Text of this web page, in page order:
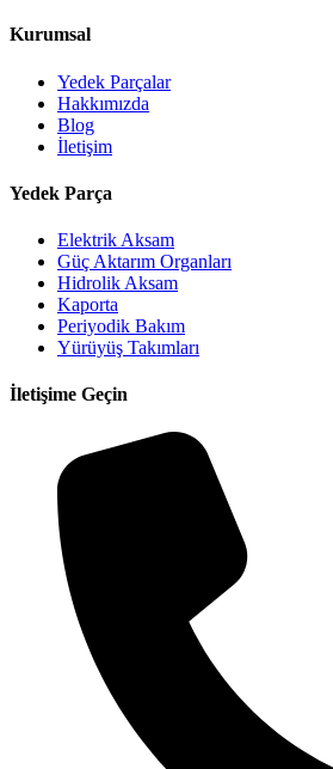
Kurumsal
Yedek Parçalar
Hakkımızda
Blog
İletişim
Yedek Parça
Elektrik Aksam
Güç Aktarım Organları
Hidrolik Aksam
Kaporta
Periyodik Bakım
Yürüyüş Takımları
İletişime Geçin